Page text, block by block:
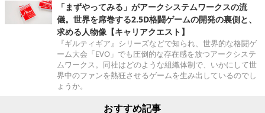
「まずやってみる」がアークシステムワークスの流
儀。世界を席巻する2.5D格闘ゲームの開発の裏側と、
求める人物像【キャリアクエスト】
『ギルティギア』シリーズなどで知られ、世界的な格闘ゲ
ーム大会「EVO」でも圧倒的な存在感を放つアークシステ
ムワークス。同社はどのような組織体制で、いかにして世
界中のファンを熱狂させるゲームを生み出しているのでし
ょうか。
おすすめ記事